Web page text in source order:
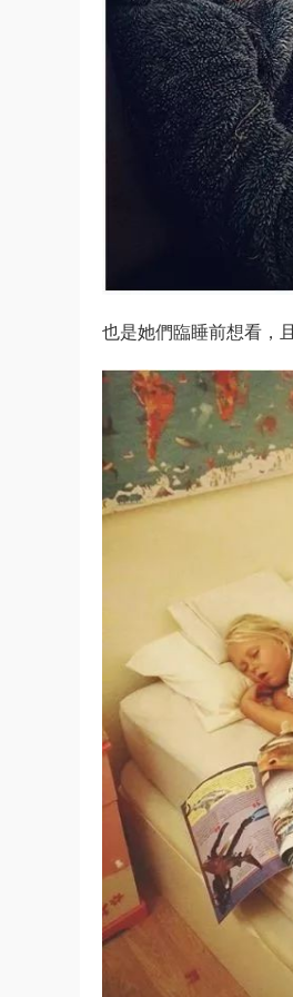
也是她們臨睡前想看，